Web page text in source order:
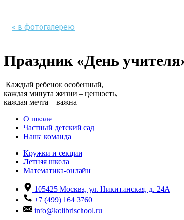
« в фотогалерею
Праздник «День
tday001
tday002
tday003
tday005
tday006
tday007
tday009
tday010
tday011
tday013
tday014
tday015
Каждый ребенок особенный,
каждая минута жизни – ценность,
каждая мечта – важна
О школе
Частный детский сад
Наша команда
Кружки и секции
Летняя школа
Математика-онлайн
105425 Москва, ул. Никитинская, д. 24А
+7 (499) 164 3760
info@kolibrischool.ru